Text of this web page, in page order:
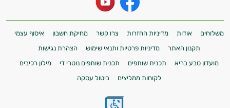
משלוחים אודות מדיניות החזרות צרו קשר מחיקת חשבון
איסוף עצמי
תקנון האתר
מדיניות פרטיות ותנאי שימוש
הצהרת נגישות
מועדון טבע בריא
תכנית שותפים תכנית שותפים נוטרי די
מילון רכיבים
לקוחות ממליצים
ביטול עסקה
אישיות מבוססות מדעית.